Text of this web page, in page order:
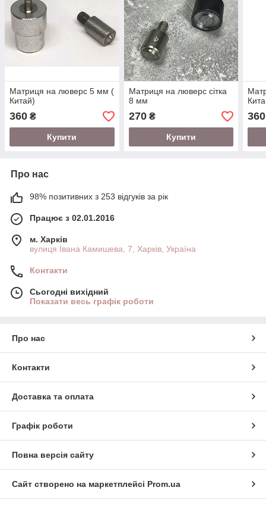
Матриця на люверс 5 мм (
Китай)
360 ₴
Купити
Матриця на люверс сітка
8 мм
270₴
Купити
360
Про нас
98% позитивних з 253 відгуків за рік
Працює з 02.01.2016
м. Харків
вулиця Івана Камишева, 7, Харків, Україна
Контакти
Сьогодні вихідний
Показати весь графік роботи
Про нас
Контакти
Доставка та оплата
Графік роботи
Повна версія сайту
Сайт створено на маркетплейсі Prom.ua